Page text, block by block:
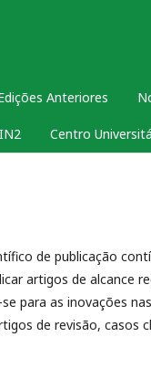
Anteriores
Centro
de publicação
artigos de alcance
para as inovações
de revisão, casos